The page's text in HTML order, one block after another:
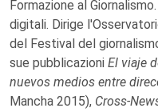
Formazione al
digitali. Dirige
del Festival del
sue pubblicazioni El viaje
nuevos medios entre
Mancha 2015), Cross-